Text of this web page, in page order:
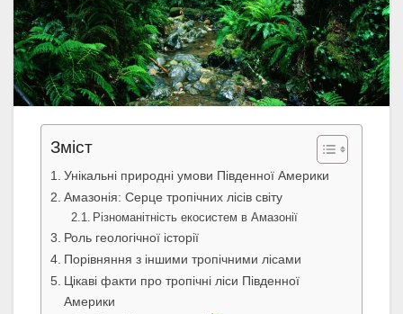
Зміст
Унікальні природні умови Південної Америки
Амазонія: Серце тропічних лісів світу
Різноманітність екосистем в Амазонії
Роль геологічної історії
Порівняння з іншими тропічними лісами
Цікаві факти про тропічні ліси Південної
Америки